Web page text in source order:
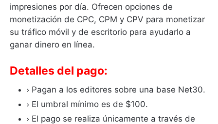
impresiones por día. Ofrecen opciones de
monetización de CPC, CPM y CPV para monetizar
su tráfico móvil y de escritorio para ayudarlo a
ganar dinero en línea.
Detalles del pago:
Pagan a los editores sobre una base Net30.
El umbral mínimo es de $100.
El pago se realiza únicamente a través de